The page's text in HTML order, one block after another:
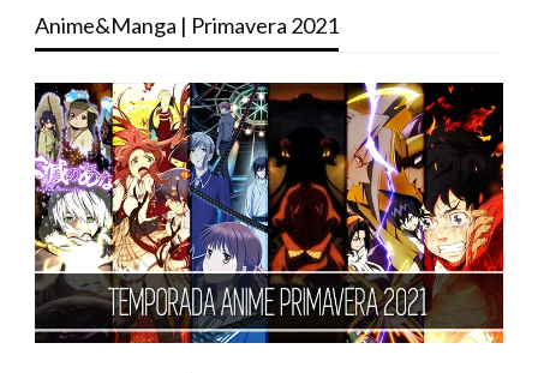
Anime&Manga | Primavera 2021